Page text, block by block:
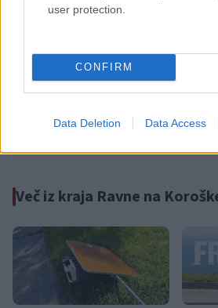
user protection.
CONFIRM
Data Deletion Data Access
Kategorije: Šport
Ključne besede:
20chocolate Downhill
bike park poseka
kolesarjenje
zkštm ravne
dirka v spustu
Več iz kraja Ravne na